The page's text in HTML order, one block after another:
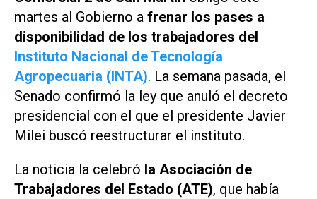
martes al Gobierno a frenar los pases a
disponibilidad de los trabajadores del
Instituto Nacional de Tecnología
Agropecuaria (INTA). La semana pasada, el
Senado confirmó la ley que anuló el decreto
presidencial con el que el presidente Javier
Milei buscó reestructurar el instituto.
La noticia la celebró la Asociación de
Trabajadores del Estado (ATE), que había